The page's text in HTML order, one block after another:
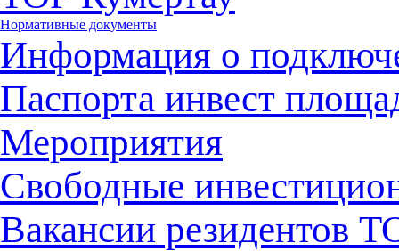
Нормативные документы
Информация о
Паспорта инвест
Мероприятия
Свободные
Вакансии резидентов